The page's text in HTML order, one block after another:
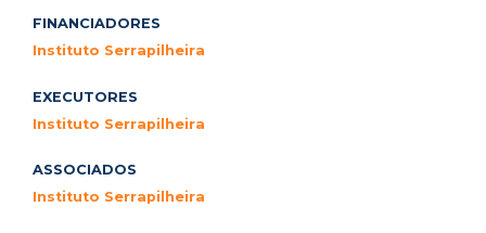
FINANCIADORES
Instituto Serrapilheira
EXECUTORES
Instituto Serrapilheira
ASSOCIADOS
Instituto Serrapilheira